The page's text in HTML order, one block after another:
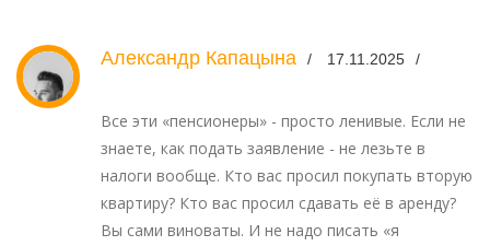
Александр Капацына 17.11.2025
Все эти «пенсионеры» - просто ленивые. Если не
знаете, как подать заявление - не лезьте в
налоги вообще. Кто вас просил покупать вторую
квартиру? Кто вас просил сдавать её в аренду?
Вы сами виноваты. И не надо писать «я